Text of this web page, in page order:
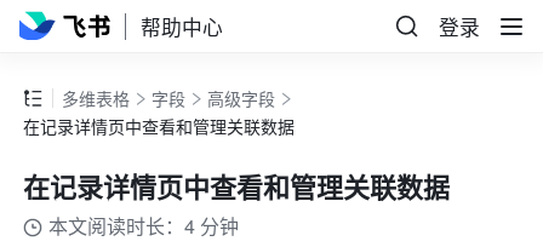
帮助中心 登录
多维表格 字段
高级字段
在记录详情页中查看和管理关联数据
在记录详情页中查看和管理关联数据
本文阅读时长：4 分钟